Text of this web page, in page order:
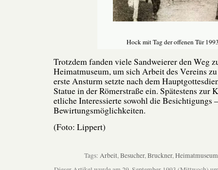
Hock mit Tag der offenen Tür
Trotzdem fanden viele Sandweierer den Weg
Heimatmuseum, um sich Arbeit des Vereins
erste Ansturm setzte nach dem
Statue in der Römerstraße ein. Spätestens zur
etliche Interessierte sowohl die Besichtigungs
Bewirtungsmöglichkeiten.
(Foto: Lippert)
Tags: Arbeit,Besucher,Bruckner,Heimatmuseum